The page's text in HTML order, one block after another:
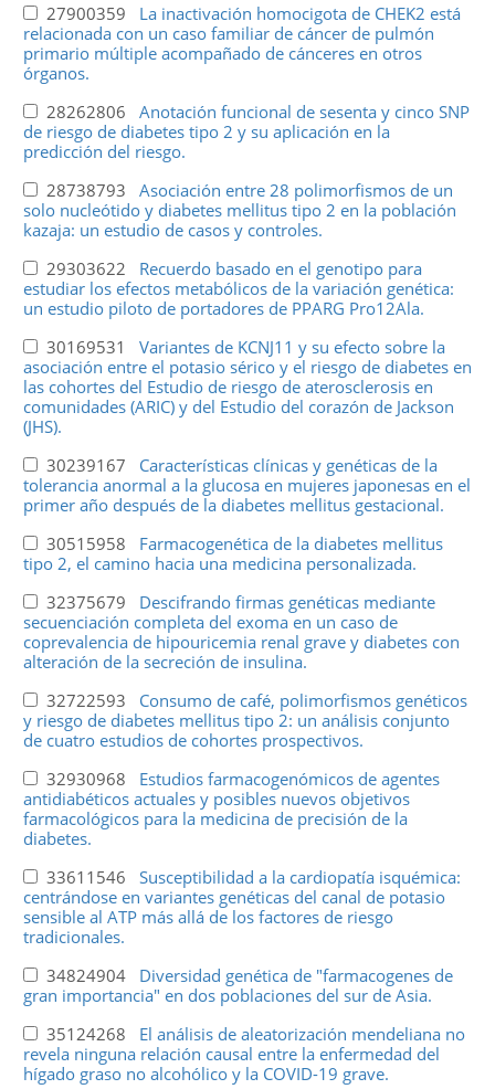
27900359 La inactivación homocigota de CHEK2 está
relacionada con un caso familiar de cáncer de pulmón
primario múltiple acompañado de cánceres en otros
órganos.
28262806 Anotación funcional de sesenta y cinco SNP
de riesgo de diabetes tipo 2 y su aplicación en la
predicción del riesgo.
28738793 Asociación entre 28 polimorfismos de un
solo nucleótido y diabetes mellitus tipo 2 en la población
kazaja: un estudio de casos y controles.
29303622 Recuerdo basado en el genotipo para
estudiar los efectos metabólicos de la variación genética:
un estudio piloto de portadores de PPARG Pro12Ala.
30169531 Variantes de KCNJ11 y su efecto sobre la
asociación entre el potasio sérico y el riesgo de diabetes en
las cohortes del Estudio de riesgo de aterosclerosis en
comunidades (ARIC) y del Estudio del corazón de Jackson
(JHS).
30239167 Características clínicas y genéticas de la
tolerancia anormal a la glucosa en mujeres japonesas en el
primer año después de la diabetes mellitus gestacional.
30515958 Farmacogenética de la diabetes mellitus
tipo 2, el camino hacia una medicina personalizada.
32375679 Descifrando firmas genéticas mediante
secuenciación completa del exoma en un caso de
coprevalencia de hipouricemia renal grave y diabetes con
alteración de la secreción de insulina.
32722593 Consumo de café, polimorfismos genéticos
y riesgo de diabetes mellitus tipo 2: un análisis conjunto
de cuatro estudios de cohortes prospectivos.
32930968 Estudios farmacogenómicos de agentes
antidiabéticos actuales y posibles nuevos objetivos
farmacológicos para la medicina de precisión de la
diabetes.
33611546 Susceptibilidad a la cardiopatía isquémica:
centrándose en variantes genéticas del canal de potasio
sensible al ATP más allá de los factores de riesgo
tradicionales.
34824904 Diversidad genética de "farmacogenes de
gran importancia" en dos poblaciones del sur de Asia.
35124268 El análisis de aleatorización mendeliana no
revela ninguna relación causal entre la enfermedad del
hígado graso no alcohólico y la COVID-19 grave.